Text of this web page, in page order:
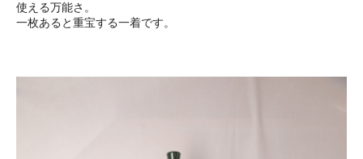
使える万能さ。
一枚あると重宝する一着です。